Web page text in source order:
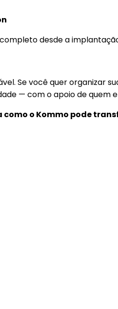
desde a
Se você quer organizar
— com o apoio de quem
o Kommo pode